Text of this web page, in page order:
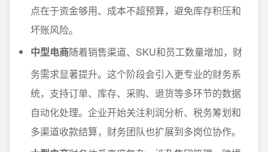
点在于资金够用、成本不超预算，避免库存积压和
坏账风险。
中型电商随着销售渠道、SKU和员工数量增加，财
务需求显著提升。这个阶段会引入更专业的财务系
统，支持订单、库存、采购、退货等多环节的数据
自动化处理。企业开始关注利润分析、税务筹划和
多渠道收款结算，财务团队也扩展到多岗位协作。